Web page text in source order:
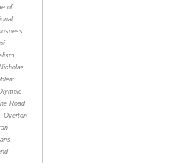
of
Road
Overton